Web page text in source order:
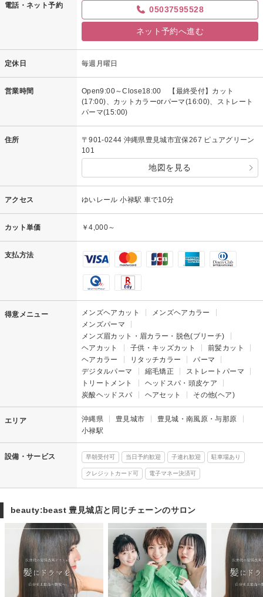
電話・ネット予約 05037595528
ネット予約へ進む
定休日 毎週月曜日
営業時間
Open9:00～Close18:00 【最終受付】カット
(17:00)、カットカラーorパーマ(16:00)、ストレート
パーマ(15:00)
住所
〒901-0244 沖縄県豊見城市宜保267 ピュアグリーン
101
地図を見る
アクセス ゆいレール 小禄駅 車で10分
カット単価 ￥4,000～
支払方法
得意メニュー メンズヘアカット
メンズヘアカラー
メンズパーマ
メンズ眉カット・眉カラー・脱色(ブリーチ)
ヘアカット
子供・キッズカット
前髪カット
ヘアカラー
リタッチカラー
パーマ
デジタルパーマ
縮毛矯正
ストレートパーマ
トリートメント
ヘッドスパ・頭皮ケア
炭酸ヘッドスパ
ヘアセット その他(ヘア)
エリア 沖縄県 豊見城市
豊見城・南風原・与那原
小禄駅
設備・サービス 早朝受付可 当日予約歓迎 子連れ歓迎 駐車場あり
クレジットカード可 電子マネー決済可
beauty:beast 豊見城店と同じチェーンのサロン